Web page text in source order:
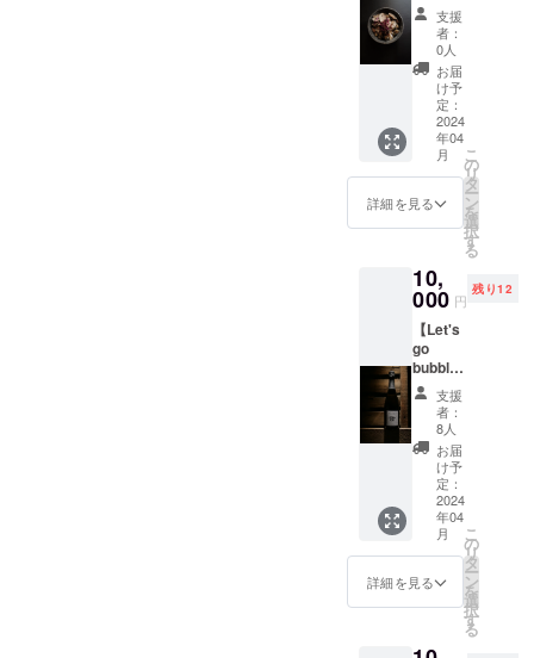
す！
2024年
3月25
日 18
時〜
2024年
3月30
日 18
時〜 グ
ラスワ
インと
メ
リング
をいち
早く体
験して
いただ
けま
す！
券をご
指定い
ただい
たお届
け先に
投函、
配達い
たしま
す。
uoyaki
の各店
島 で
も使う
可能で
す。
https://
uoyaki.j
後に、
ご家族
やご友
人にご
優待券
を渡し
ていた
だくな
ど、ご
自社開
催
”Shuffl
e” とい
う試食
会参加
権： ワ
イン3杯
まで付
き＋ワ
イン1本
持ち帰
uoyaki
で行わ
れる新
メ
ニュー
の候補
をいち
早く試
食をし
ていた
だけま
す。
フィー
ドバッ
クをい
ただけ
ればよ
支援
者：
0人
お届
け予
定：
2024
年04
月
詳細を見る
こ
の
リ
タ
ー
ン
を
選
択
す
る
10,
000 円
残り12
【Let's
go
bubbly!
】シャ
ンパン1
本＋自
家製 ド
ライフ
ルーツ
セッ
ト：
uoyaki
チョイ
スのや
さしい
ご自宅
支援
者：
8人
お届
け予
定：
2024
年04
月
詳細を見る
こ
の
リ
タ
ー
ン
を
選
択
す
る